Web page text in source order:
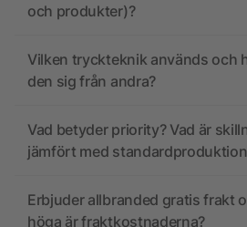
och produkter)?
Vilken tryckteknik används och
den sig från andra?
Vad betyder priority? Vad är
jämfört med
Erbjuder allbranded gratis frakt
höga är fraktkostnaderna?